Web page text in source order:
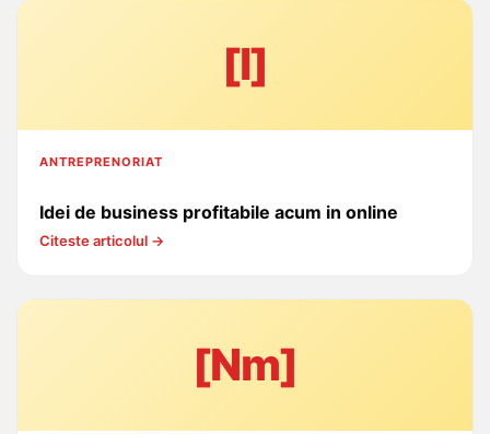
[I]
ANTREPRENORIAT
Idei de business profitabile acum in online
Citeste articolul →
[Nm]